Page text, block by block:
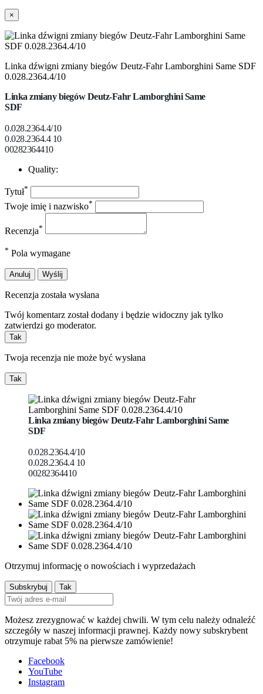
×
Linka dźwigni zmiany biegów Deutz-Fahr Lamborghini Same SDF
0.028.2364.4/10
Linka zmiany biegów Deutz-Fahr Lamborghini Same
SDF
0.028.2364.4/10
0.028.2364.4 10
00282364410
Quality:
Tytuł*
Twoje imię i nazwisko*
Recenzja*
* Pola wymagane
Anuluj Wyślij
Recenzja została wysłana
Twój komentarz został dodany i będzie widoczny jak tylko
zatwierdzi go moderator.
Tak
Twoja recenzja nie może być wysłana
Tak
Linka zmiany biegów Deutz-Fahr Lamborghini Same
SDF
0.028.2364.4/10
0.028.2364.4 10
00282364410
Otrzymuj informację o nowościach i wyprzedażach
Możesz zrezygnować w każdej chwili. W tym celu należy odnaleźć
szczegóły w naszej informacji prawnej. Każdy nowy subskrybent
otrzymuje rabat 5% na pierwsze zamówienie!
Facebook
YouTube
Instagram